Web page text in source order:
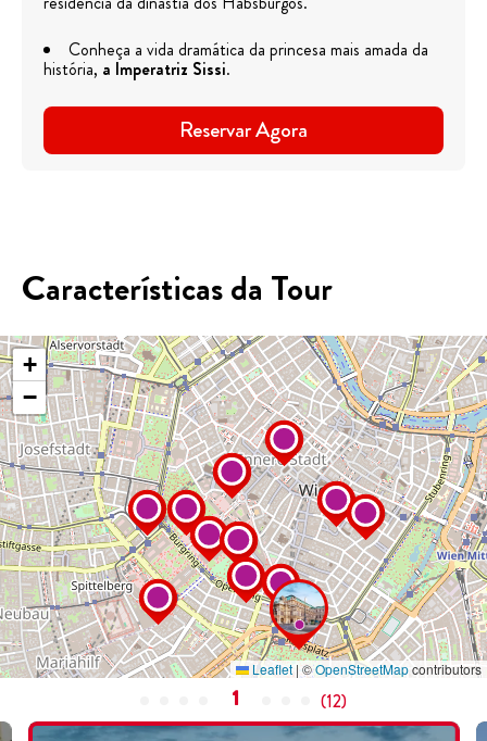
Conheça a vida dramática da princesa mais amada da
história, a Imperatriz Sissi.
Reservar Agora
Características da Tour
+
−
Leaflet | ©OpenStreetMapcontributors
1 (12)